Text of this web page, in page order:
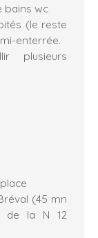
bains wc
(le reste
enterrée.
plusieurs
(45 mn
de la N 12